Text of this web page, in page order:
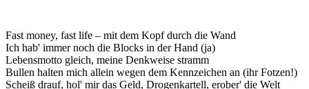
Fast money, fast life – mit dem Kopf durch die Wand
Ich hab' immer noch die Blocks in der Hand (ja)
Lebensmotto gleich, meine Denkweise stramm
Bullen halten mich allein wegen dem Kennzeichen an (ihr Fotzen!)
Scheiß drauf, hol' mir das Geld, Drogenkartell, erober' die Welt